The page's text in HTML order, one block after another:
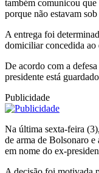
também comunicou que
porque não estavam
A entrega foi
domiciliar concedida ao
De acordo com a
presidente está
Publicidade
Na última sexta-feira
de arma de Bolsonaro e
em nome do ex-